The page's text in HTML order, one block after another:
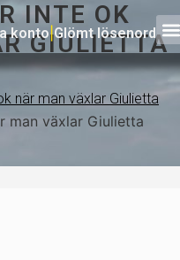
konto|Glömt lösenord
INTE OK
GIULIETTA
när man växlar Giulietta
man växlar Giulietta